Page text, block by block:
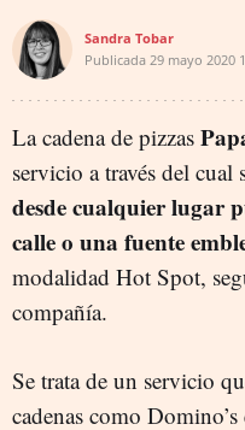
Sandra Tobar
Publicada 29 mayo 2020
La cadena de pizzas
servicio a través del cual
desde cualquier lugar
calle o una fuente
modalidad Hot Spot,
compañía.
Se trata de un servicio
cadenas como